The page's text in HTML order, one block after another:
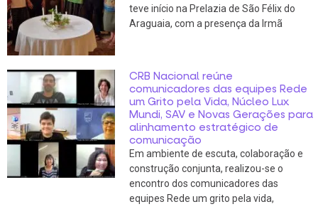
teve início na Prelazia de São Félix do
Araguaia, com a presença da Irmã
CRB Nacional reúne
comunicadores das equipes Rede
um Grito pela Vida, Núcleo Lux
Mundi, SAV e Novas Gerações para
alinhamento estratégico de
comunicação
Em ambiente de escuta, colaboração e
construção conjunta, realizou-se o
encontro dos comunicadores das
equipes Rede um grito pela vida,